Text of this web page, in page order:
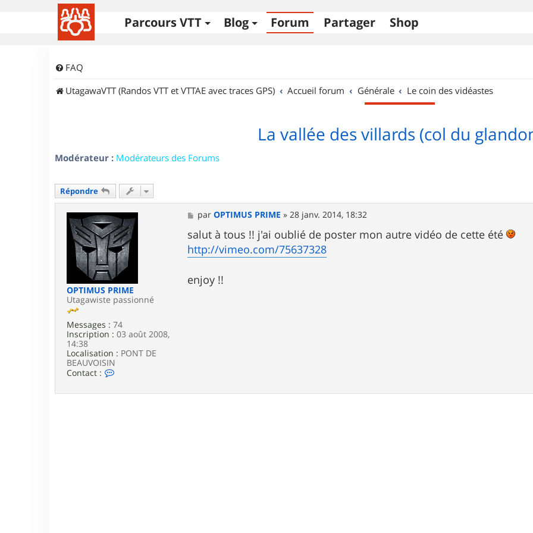
Parcours VTT Blog Forum Partager Shop
FAQ
UtagawaVTT (Randos VTT et VTTAE avec traces GPS)
Accueil forum Générale Le coin des vidéastes
La vallée des villards (col du
Modérateur : Modérateurs des Forums
Répondre
OPTIMUS PRIME
Utagawiste passionné
Messages : 74
Inscription : 03 août 2008,
14:38
Localisation : PONT DE
BEAUVOISIN
Contact :
M
e
s
s
a
g
parOPTIMUS PRIME »28 janv. 2014, 18:32
salut à tous !! j'ai oublié de poster mon autre vidéo de cette été
http://vimeo.com/75637328
enjoy !!